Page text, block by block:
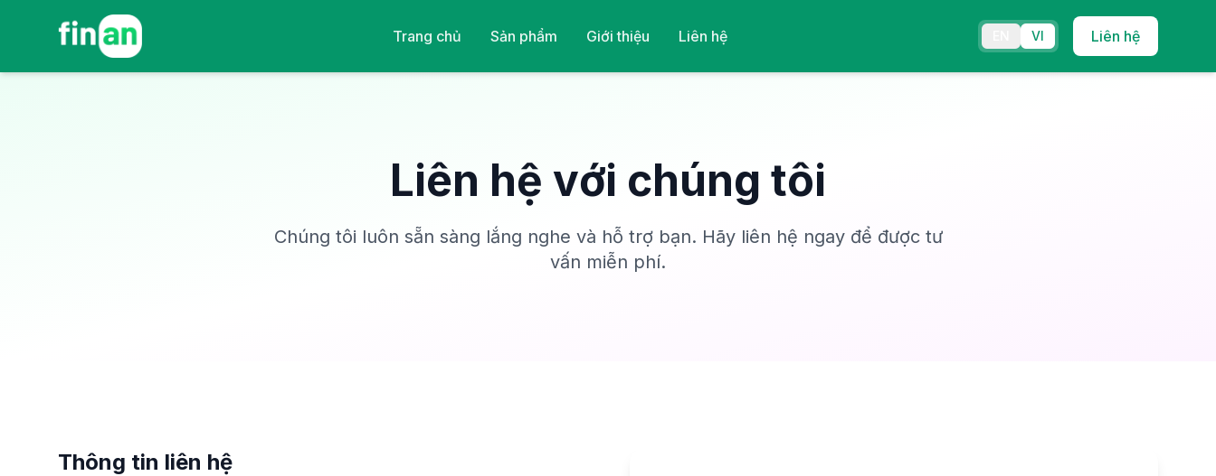
Trang chủ Sản phẩm Giới thiệu Liên hệ VI Liên hệ
Liên hệ với chúng tôi
Chúng tôi luôn sẵn sàng lắng nghe và hỗ trợ bạn. Hãy liên hệ ngay để được tư
vấn miễn phí.
Thông tin liên hệ